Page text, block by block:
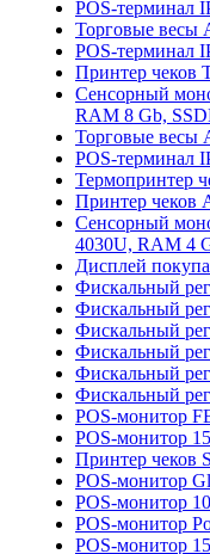
POS-терминал
Торговые весы
POS-терминал
Принтер чеков
Сенсорный
RAM 8 Gb,
Торговые весы
POS-терминал
Термопринтер
Принтер
Сенсорный
4030U, RAM 4
Дисплей
Фискальный
Фискальный
Фискальный
Фискальный
Фискальный
Фискальный
POS-монитор
POS-монитор
Принтер чеков
POS-монитор
POS-монитор
POS-монитор
POS-монитор